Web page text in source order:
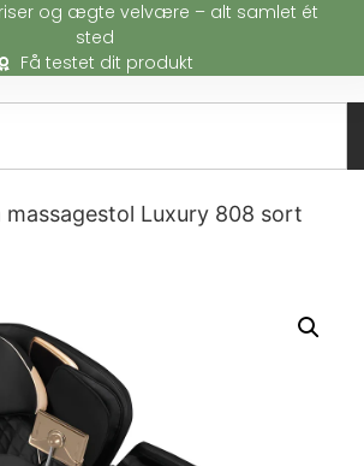
og ægte velvære – alt samlet ét
sted
Få testet dit produkt
massagestol Luxury 808 sort